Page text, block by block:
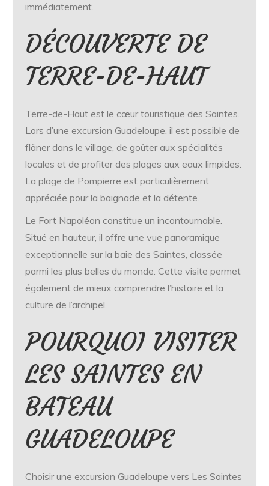
immédiatement.
DÉCOUVERTE DE
TERRE-DE-HAUT
Terre-de-Haut est le cœur touristique des Saintes.
Lors d’une excursion Guadeloupe, il est possible de
flâner dans le village, de goûter aux spécialités
locales et de profiter des plages aux eaux limpides.
La plage de Pompierre est particulièrement
appréciée pour la baignade et la détente.
Le Fort Napoléon constitue un incontournable.
Situé en hauteur, il offre une vue panoramique
exceptionnelle sur la baie des Saintes, classée
parmi les plus belles du monde. Cette visite permet
également de mieux comprendre l’histoire et la
culture de l’archipel.
POURQUOI VISITER
LES SAINTES EN
BATEAU
GUADELOUPE
Choisir une excursion Guadeloupe vers Les Saintes